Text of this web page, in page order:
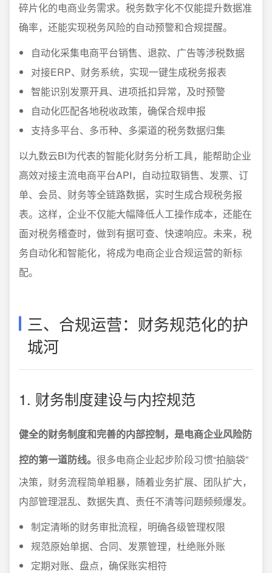
碎片化的电商业务需求。税务数字化不仅能提升数据准
确率，还能实现税务风险的自动预警和合规提醒。
自动化采集电商平台销售、退款、广告等涉税数据
对接ERP、财务系统，实现一键生成税务报表
智能识别发票开具、进项抵扣异常，及时预警
自动化匹配各地税收政策，确保合规申报
支持多平台、多币种、多渠道的税务数据归集
以九数云BI为代表的智能化财务分析工具，能帮助企业
高效对接主流电商平台API，自动拉取销售、发票、订
单、会员、财务等全链路数据，实时生成合规税务报
表。这样，企业不仅能大幅降低人工操作成本，还能在
面对税务稽查时，做到有据可查、快速响应。未来，税
务自动化和智能化，将成为电商企业合规运营的新标
配。
三、合规运营：财务规范化的护
城河
1. 财务制度建设与内控规范
健全的财务制度和完善的内部控制，是电商企业风险防
控的第一道防线。 很多电商企业起步阶段习惯“拍脑袋”
决策，财务流程简单粗暴，随着业务扩展、团队扩大，
内部管理混乱、数据失真、责任不清等问题频频爆发。
制定清晰的财务审批流程，明确各级管理权限
规范原始单据、合同、发票管理，杜绝账外账
定期对账、盘点，确保账实相符